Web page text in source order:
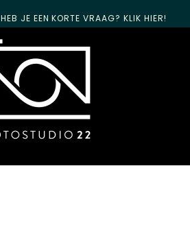
HEB JE EEN KORTE VRAAG? KLIK HIER!